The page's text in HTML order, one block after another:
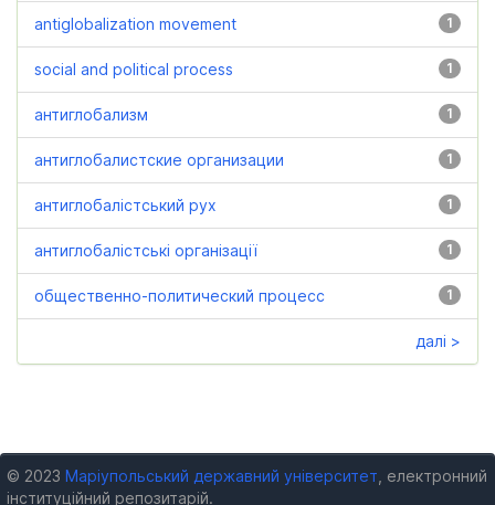
1
antiglobalization movement
1
social and political process
1
антиглобализм
1
антиглобалистские организации
1
антиглобалістський рух
1
антиглобалістські організації
1
общественно-политический процесс
далі >
© 2023 Маріупольський державний університет , електронний
інституційний репозитарій.